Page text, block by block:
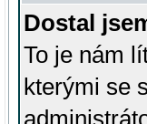
Dostal
To je nám
kterými se